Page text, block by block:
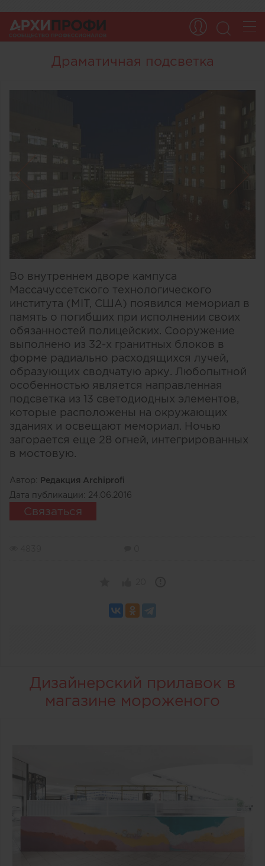
Драматичная подсветка
Во внутреннем дворе кампуса
Массачуссетского технологического
института (MIT, США) появился мемориал в
память о погибших при исполнении своих
обязанностей полицейских. Сооружение
выполнено из 32-х гранитных блоков в
форме радиально расходящихся лучей,
образующих сводчатую арку. Любопытной
особенностью является направленная
подсветка из 13 светодиодных элементов,
которые расположены на окружающих
зданиях и освещают мемориал. Ночью
загорается еще 28 огней, интегрированных
в мостовую.
Автор: Редакция Archiprofi
Дата публикации: 24.06.2016
Связаться
Дизайнерский прилавок в
магазине мороженого